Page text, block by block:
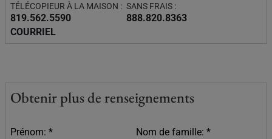
TÉLÉCOPIEUR À LA MAISON :
819.562.5590
SANS FRAIS :
888.820.8363
COURRIEL
Obtenir plus de renseignements
Prénom: * Nom de famille: *